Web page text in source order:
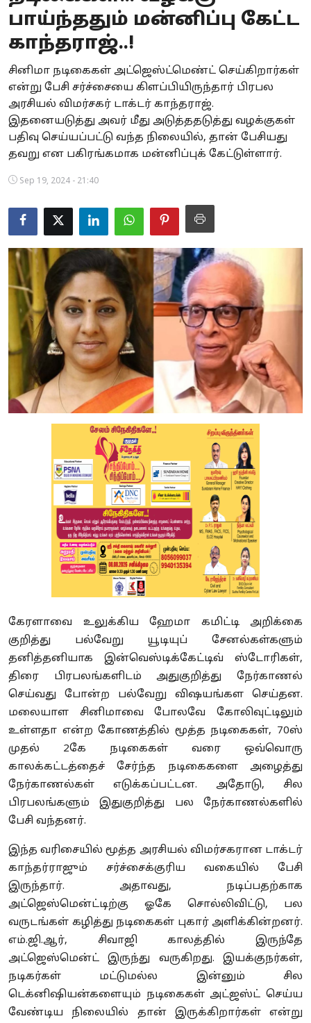
Business
Crime
Tamilnadu
National
World
Astrology
Spirituality
Weather
Politics
பாய்ந்ததும் மன்னிப்பு கேட்ட
காந்தராஜ்..!
சினிமா நடிகைகள் அட்ஜெஸ்ட்மெண்ட் செய்கிறார்கள்
என்று பேசி சர்ச்சையை கிளப்பியிருந்தார் பிரபல
அரசியல் விமர்சகர் டாக்டர் காந்தராஜ்.
இதனையடுத்து அவர் மீது அடுத்ததடுத்து வழக்குகள்
பதிவு செய்யப்பட்டு வந்த நிலையில், தான் பேசியது
தவறு என பகிரங்கமாக மன்னிப்புக் கேட்டுள்ளார்.
Sep 19, 2024 - 21:40
கேரளாவை உலுக்கிய ஹேமா கமிட்டி அறிக்கை
குறித்து பல்வேறு யூடியுப் சேனல்கள்களும்
தனித்தனியாக இன்வெஸ்டிக்கேட்டிவ் ஸ்டோரிகள்,
திரை பிரபலங்களிடம் அதுகுறித்து நேர்காணல்
செய்வது போன்ற பல்வேறு விஷயங்கள செய்தன.
மலையாள சினிமாவை போலவே கோலிவுட்டிலும்
உள்ளதா என்ற கோணத்தில் மூத்த நடிகைகள், 70ஸ்
முதல் 2கே நடிகைகள் வரை ஒவ்வொரு
காலக்கட்டத்தைச் சேர்ந்த நடிகைகளை அழைத்து
நேர்காணல்கள் எடுக்கப்பட்டன. அதோடு, சில
பிரபலங்களும் இதுகுறித்து பல நேர்காணல்களில்
பேசி வந்தனர்.
இந்த வரிசையில் மூத்த அரசியல் விமர்சகரான டாக்டர்
காந்தர்ராஜும் சர்ச்சைக்குரிய வகையில் பேசி
இருந்தார். அதாவது, நடிப்பதற்காக
அட்ஜெஸ்மென்ட்டிற்கு ஓகே சொல்லிவிட்டு, பல
வருடங்கள் கழித்து நடிகைகள் புகார் அளிக்கின்றனர்.
எம்.ஜி.ஆர், சிவாஜி காலத்தில் இருந்தே
அட்ஜெஸ்மென்ட் இருந்து வருகிறது. இயக்குநர்கள்,
நடிகர்கள் மட்டுமல்ல இன்னும் சில
டெக்னிஷியன்களையும் நடிகைகள் அட்ஜஸ்ட் செய்ய
வேண்டிய நிலையில் தான் இருக்கிறார்கள் என்று